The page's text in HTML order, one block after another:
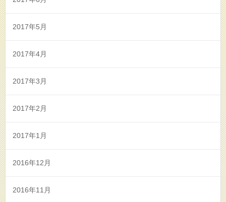
2017年5月
2017年4月
2017年3月
2017年2月
2017年1月
2016年12月
2016年11月